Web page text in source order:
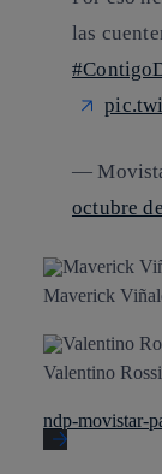
las
—
octubre
Maverick
Valentino Rossi
ndp-movistar-